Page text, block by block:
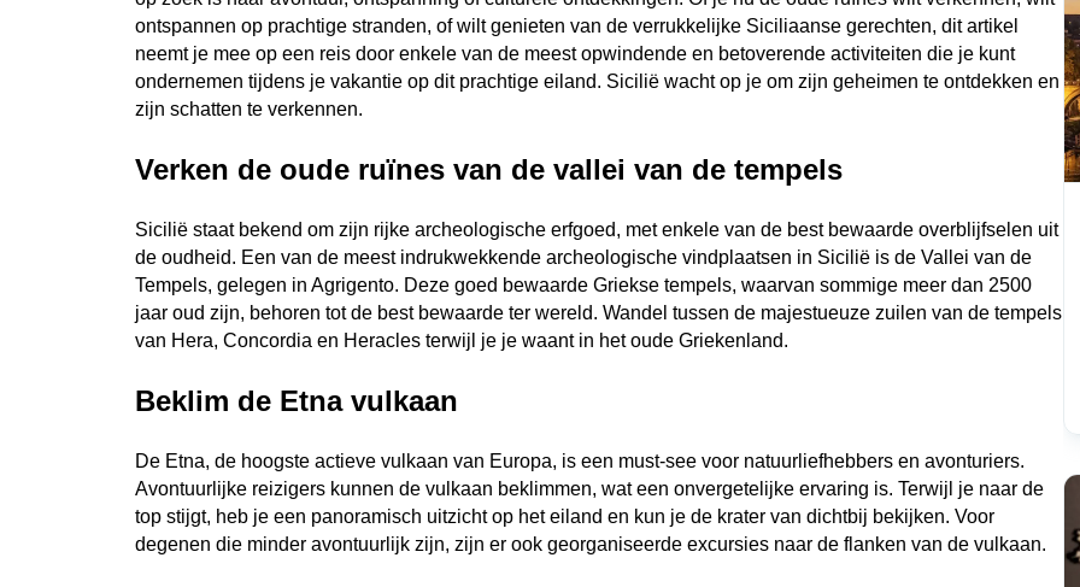
ontspannen op prachtige stranden, of wilt genieten van de verrukkelijke Siciliaanse gerechten, dit artikel
neemt je mee op een reis door enkele van de meest opwindende en betoverende activiteiten die je kunt
ondernemen tijdens je vakantie op dit prachtige eiland. Sicilië wacht op je om zijn geheimen te ontdekken en
zijn schatten te verkennen.
Verken de oude ruïnes van de vallei van de tempels
Sicilië staat bekend om zijn rijke archeologische erfgoed, met enkele van de best bewaarde overblijfselen uit
de oudheid. Een van de meest indrukwekkende archeologische vindplaatsen in Sicilië is de Vallei van de
Tempels, gelegen in Agrigento. Deze goed bewaarde Griekse tempels, waarvan sommige meer dan 2500
jaar oud zijn, behoren tot de best bewaarde ter wereld. Wandel tussen de majestueuze zuilen van de tempels
van Hera, Concordia en Heracles terwijl je je waant in het oude Griekenland.
Beklim de Etna vulkaan
De Etna, de hoogste actieve vulkaan van Europa, is een must-see voor natuurliefhebbers en avonturiers.
Avontuurlijke reizigers kunnen de vulkaan beklimmen, wat een onvergetelijke ervaring is. Terwijl je naar de
top stijgt, heb je een panoramisch uitzicht op het eiland en kun je de krater van dichtbij bekijken. Voor
degenen die minder avontuurlijk zijn, zijn er ook georganiseerde excursies naar de flanken van de vulkaan.